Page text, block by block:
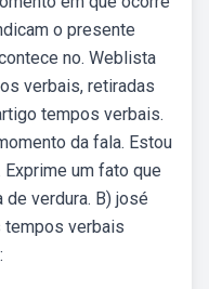
o presente
no. Weblista
verbais, retiradas
tempos verbais.
da fala. Estou
um fato que
verdura. B) josé
tempos verbais